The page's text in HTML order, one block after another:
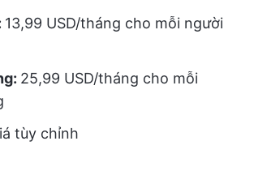
13,99 USD/tháng cho mỗi người
25,99 USD/tháng cho mỗi
tùy chỉnh